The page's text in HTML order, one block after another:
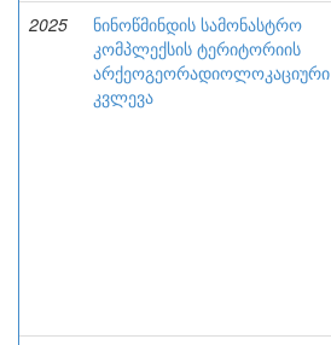
2025
ნინოწმინდის სამონასტრო
კომპლექსის ტერიტორიის
არქეოგეორადიოლოკაციური
კვლევა